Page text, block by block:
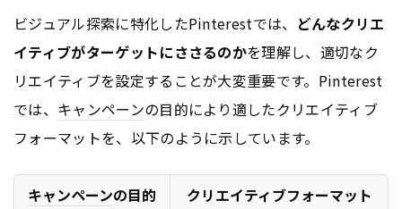
ビジュアル探索に特化したPinterestでは、 どんなクリエ
イティブがターゲットにささるのかを理解し、適切なク
リエイティブを設定することが大変重要です。Pinterest
では、 キャンペーンの目的により適したクリエイティブ
フォーマットを、以下のように示しています。
キャンペーンの目的 クリエイティブフォーマット